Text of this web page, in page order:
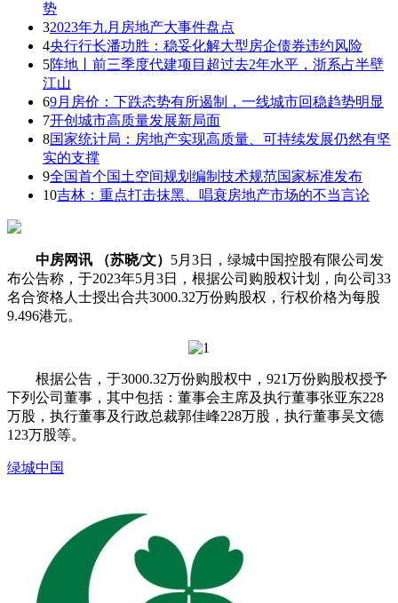
势
32023年九月房地产大事件盘点
4央行行长潘功胜：稳妥化解大型房企债券违约风险
5阵地丨前三季度代建项目超过去2年水平，浙系占半壁
江山
69月房价：下跌态势有所遏制，一线城市回稳趋势明显
7开创城市高质量发展新局面
8国家统计局：房地产实现高质量、可持续发展仍然有坚
实的支撑
9全国首个国土空间规划编制技术规范国家标准发布
10吉林：重点打击抹黑、唱衰房地产市场的不当言论
中房网讯 （苏晓/文） 5月3日，绿城中国控股有限公司发
布公告称，于2023年5月3日，根据公司购股权计划，向公司33
名合资格人士授出合共3000.32万份购股权，行权价格为每股
9.496港元。
根据公告，于3000.32万份购股权中，921万份购股权授予
下列公司董事，其中包括：董事会主席及执行董事张亚东228
万股，执行董事及行政总裁郭佳峰228万股，执行董事吴文德
123万股等。
绿城中国